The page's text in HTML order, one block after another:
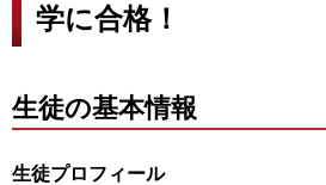
学に合格！
生徒の基本情報
生徒プロフィール